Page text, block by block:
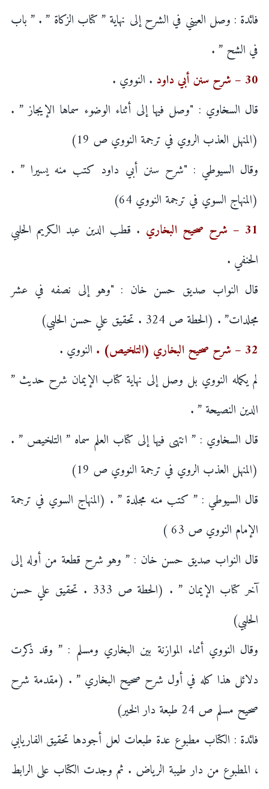
فائدة : وصل العيني في الشرح إلى نهاية ” كتاب الزكاة ” . ” باب
في الشح ” .
30 – شرح سنن أبي داود
. النووي .
قال السخاوي : "وصل فيها إلى أثناء الوضوء سماها الإيجاز ” .
(المنهل العذب الروي في ترجمة النووي ص 19)
وقال السيوطي : "شرح سنن أبي داود كتب منه يسيرا ” .
(المنهاج السوي في ترجمة النووي 64)
31 – شرح صحيح البخاري
. قطب الدين عبد الكريم الحلبي
الحنفي .
قال النواب صديق حسن خان : "وهو إلى نصفه في عشر
مجلدات” . (الحطة ص 324 . تحقيق علي حسن الحلبي)
32 – شرح صحيح البخاري (التلخيص) .
النووي .
لم يكمله النووي بل وصل إلى نهاية كتاب الإيمان شرح حديث ”
الدين النصيحة ” .
قال السخاوي : ” انتهى فيها إلى كتاب العلم سماه ” التلخيص ” .
(المنهل العذب الروي في ترجمة النووي ص 19)
قال السيوطي : ” كتب منه مجلدة ” . (المنهاج السوي في ترجمة
الإمام النووي ص 63 )
قال النواب صديق حسن خان : ” وهو شرح قطعة من أوله إلى
آخر كتاب الإيمان ” . (الحطة ص 333 . تحقيق علي حسن
الحلبي)
وقال النووي أثناء الموازنة بين البخاري ومسلم : ” وقد ذكرت
دلائل هذا كله في أول شرح صحيح البخاري ” . (مقدمة شرح
صحيح مسلم ص 24 طبعة دار الخير)
فائدة : الكتاب مطبوع عدة طبعات لعل أجودها تحقيق الفاريابي
، المطبوع من دار طيبة الرياض . ثم وجدت الكتاب على الرابط